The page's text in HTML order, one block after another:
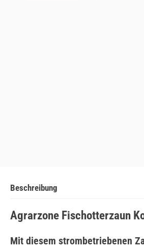
Beschreibung
Agrarzone Fischotterzaun
Mit diesem strombetriebenen